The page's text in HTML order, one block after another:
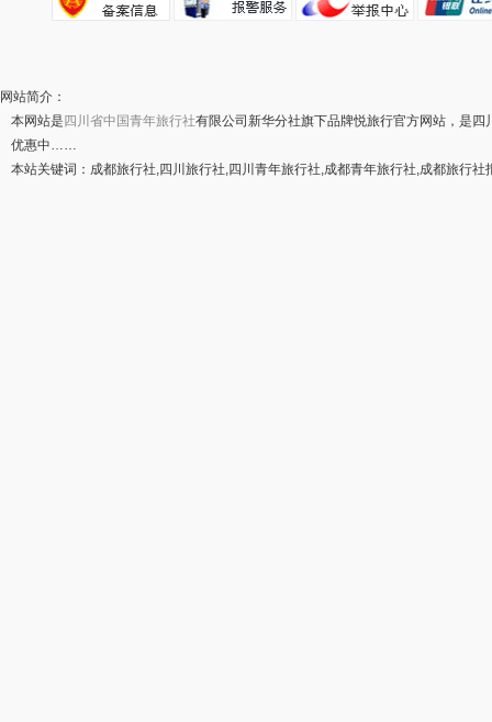
网站简介：
本网站是 四川省中国青年旅行社有限公司新华分社旗下品牌悦旅行官方网站，是
优惠中……
本站关键词：成都旅行社,四川旅行社,四川青年旅行社,成都青年旅行社,成都旅行